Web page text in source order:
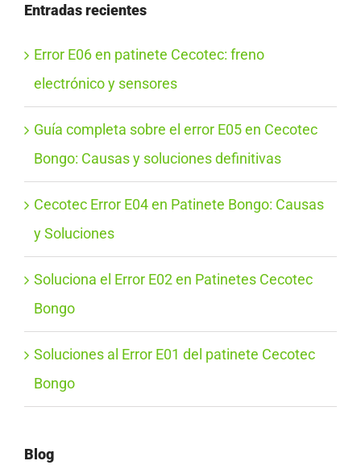
Entradas recientes
Error E06 en patinete Cecotec: freno
electrónico y sensores
Guía completa sobre el error E05 en Cecotec
Bongo: Causas y soluciones definitivas
Cecotec Error E04 en Patinete Bongo: Causas
y Soluciones
Soluciona el Error E02 en Patinetes Cecotec
Bongo
Soluciones al Error E01 del patinete Cecotec
Bongo
Blog